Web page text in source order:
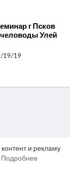
и рекламу
Подробнее
г Псков
Улей
Пчелосемья
19/19